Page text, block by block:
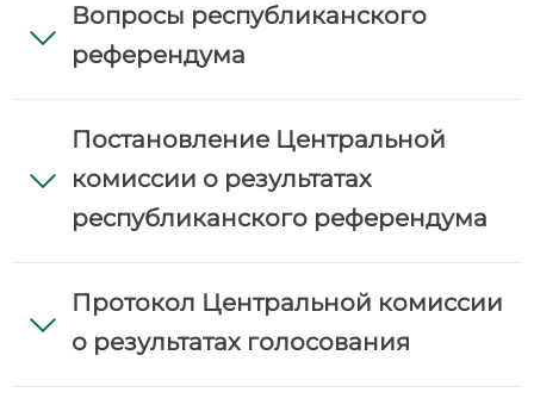
Вопросы республиканского
референдума
Постановление Центральной
комиссии о результатах
республиканского референдума
Протокол Центральной комиссии
о результатах голосования